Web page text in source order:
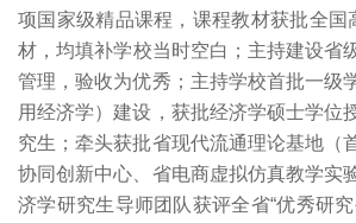
项国家级精品课程，课程教材获批全国
材，均填补学校当时空白；主持建设
管理，验收为优秀；主持学校首批一级
用经济学）建设，获批经济学硕士学位
究生；牵头获批省现代流通理论基地（
协同创新中心、省电商虚拟仿真教学实
济学研究生导师团队获评全省“优秀研